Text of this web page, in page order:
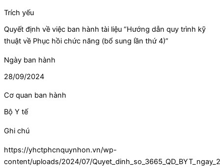
Trích yếu
Quyết định về việc ban hành tài liệu “Hướng dẫn quy trình kỹ
thuật về Phục hồi chức năng (bổ sung lần thứ 4)”
Ngày ban hành
28/09/2024
Cơ quan ban hành
Bộ Y tế
Ghi chú
https://yhctphcnquynhon.vn/wp-
content/uploads/2024/07/